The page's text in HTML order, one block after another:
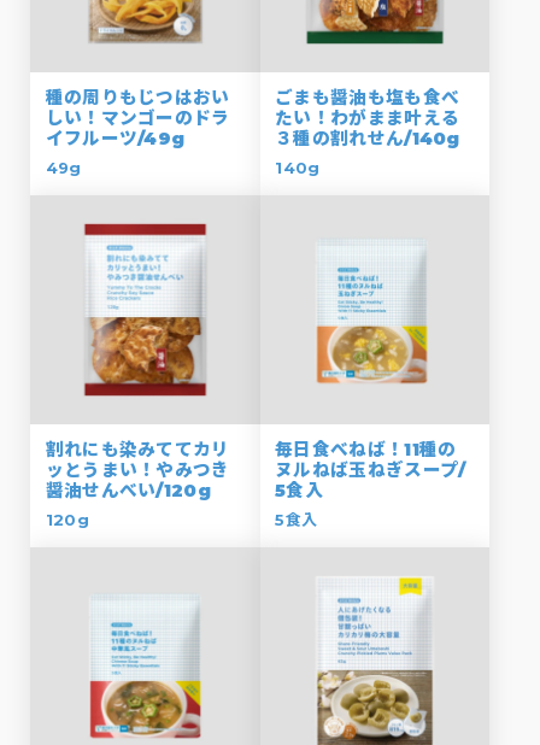
種の周りもじつはおい
しい！マンゴーのドラ
イフルーツ/49g
49g
ごまも醤油も塩も食べ
たい！わがまま叶える
３種の割れせん/140g
140g
割れにも染みててカリ
ッとうまい！やみつき
醤油せんべい/120g
120g
毎日食べねば！11種の
ヌルねば玉ねぎスープ/
5食入
5食入